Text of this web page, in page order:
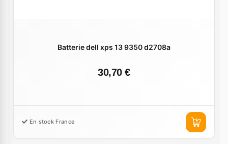
Batterie dell xps 13 9350 d2708a
30,70 €
En stock France